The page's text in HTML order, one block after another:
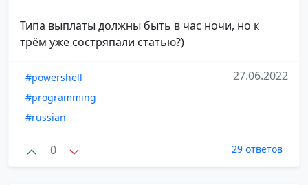
Типа выплаты должны быть в час ночи, но к
трём уже состряпали статью?)
#powershell
#programming
#russian
27.06.2022
0 29 ответов